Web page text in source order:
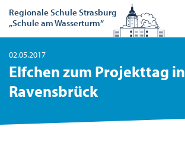
Regionale Schule Strasburg
„Schule am Wasserturm“
02.05.2017
Elfchen zum Projekttag in
Ravensbrück